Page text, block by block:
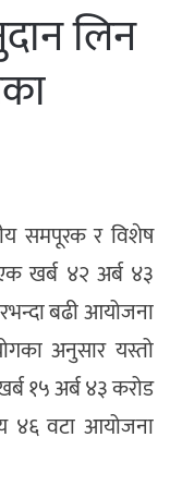
लिन
समपूरक र विशेष
खर्ब ४२ अर्ब ४३
बढी आयोजना
अनुसार यस्तो
१५ अर्ब ४३ करोड
४६ वटा आयोजना